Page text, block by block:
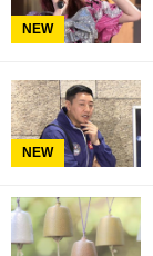
NEW
NEW